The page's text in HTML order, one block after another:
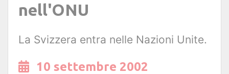
nell'ONU
La Svizzera entra nelle Nazioni Unite.
10 settembre 2002